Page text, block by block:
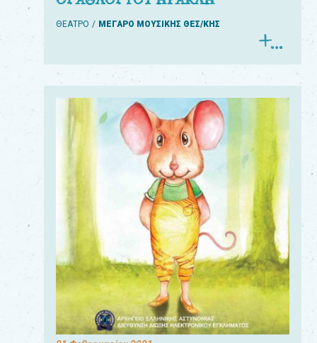
ΘΕΑΤΡΟ ΜΕΓΑΡΟ ΜΟΥΣΙΚΗΣ ΘΕΣ/ΚΗΣ